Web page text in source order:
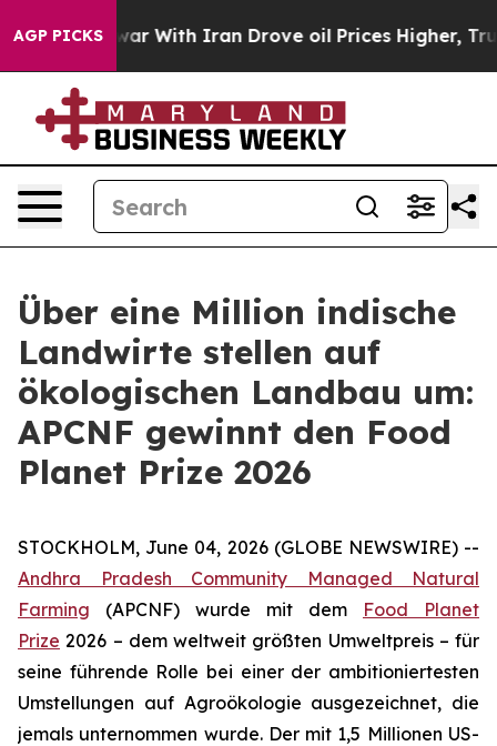
AGP PICKS
As war With Iran Drove oil Prices Higher, Trump
Über eine Million indische
Landwirte stellen auf
ökologischen Landbau um:
APCNF gewinnt den Food
Planet Prize 2026
STOCKHOLM, June 04, 2026 (GLOBE NEWSWIRE) --
Andhra Pradesh Community Managed Natural
Farming (APCNF) wurde mit dem Food Planet
Prize 2026 – dem weltweit größten Umweltpreis – für
seine führende Rolle bei einer der ambitioniertesten
Umstellungen auf Agroökologie ausgezeichnet, die
jemals unternommen wurde. Der mit 1,5 Millionen US-